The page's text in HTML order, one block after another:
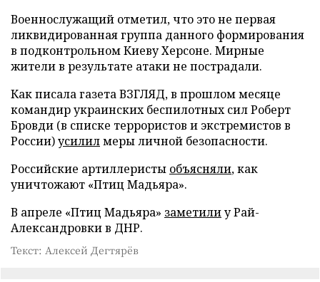
Военнослужащий отметил, что это не первая
ликвидированная группа данного формирования
в подконтрольном Киеву Херсоне. Мирные
жители в результате атаки не пострадали.
Как писала газета ВЗГЛЯД, в прошлом месяце
командир украинских беспилотных сил Роберт
Бровди (в списке террористов и экстремистов в
России)усилилмеры личной безопасности.
Российские артиллеристы объясняли, как
уничтожают «Птиц Мадьяра».
В апреле «Птиц Мадьяра» заметилиу Рай-
Александровки в ДНР.
Текст: Алексей Дегтярёв